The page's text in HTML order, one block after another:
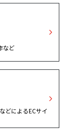
など
どによるECサイ